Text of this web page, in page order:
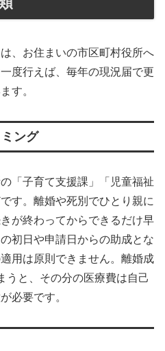
、お住まいの市区町村役所へ
度行えば、毎年の現況届で更
す。
ング
「子育て支援課」「児童福祉
す。離婚や死別でひとり親に
が終わってからできるだけ早
初日や申請日からの助成とな
用は原則できません。離婚成
うと、その分の医療費は自己
必要です。